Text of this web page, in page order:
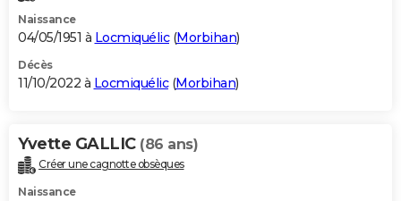
Naissance
04/05/1951 à Locmiquélic(Morbihan)
Décès
11/10/2022 à Locmiquélic(Morbihan)
Yvette GALLIC (86 ans)
Créer une cagnotte obsèques
Naissance